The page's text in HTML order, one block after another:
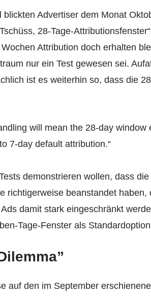
Advertiser dem Monat
28-Tage-
Attribution doch erhalten
nur ein Test gewesen sei.
ist es weiterhin so, dass die
will mean the 28-day window
7-day default attribution.“
demonstrieren wollen, dass
richtigerweise beanstandet haben,
damit stark eingeschränkt
Tage-Fenster als
auf den im September